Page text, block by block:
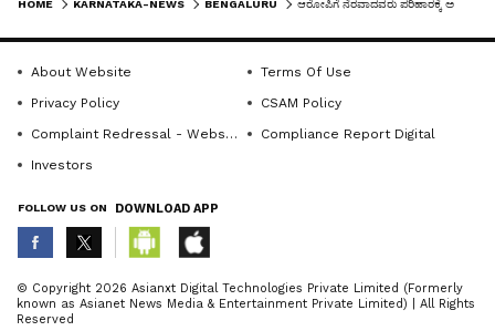
ಈ ಅರ್ಜಿ‌‌‌ ಪುರಸ್ಕರಿಸಿದ ನ್ಯಾಯಮೂರ್ತಿ ವಿ.ಶ್ರೀಶಾನಂದ
ಅವರ ಪೀಠ, ಅತ್ಯಾಚಾರ ಪ್ರಕರಣದಲ್ಲಿ ಸಂತ್ರಸ್ತೆ ನೀಡಿದ
ಪ್ರತಿಕೂಲ ಹೇಳಿಕೆ ಆಧಾರದಲ್ಲಿ ಆರೋಪಿ
ಖುಲಾಸೆಗೊಂಡಿದ್ದಾನೆ. ಆದ್ದರಿಂದ ಪ್ರಾಷಿಕ್ಯೂಷನ್‌ಗೆ ಬೆಂಬಲ
ನೀಡದೆ ಪ್ರತಿಕೂಲ ಸಾಕ್ಷಿ ನುಡಿಯುವ ಸಂತ್ರಸ್ತರಿಗೆ ಪರಿಹಾರ
ನೀಡುವಂತೆ ಆದೇಶಿಸಲು ವಿಚಾರಣಾ ನ್ಯಾಯಾಲಯಕ್ಕೆ
ಅವಕಾಶವಿಲ್ಲ.‌ ಆದ್ದರಿಂದ ಸಂತ್ರಸ್ತರ ಪರಿಹಾರ ಯೋಜನೆ
ಪ್ರಕಾರ ಈ ಪ್ರಕರಣದಲ್ಲಿ ಸಂತ್ರಸ್ತೆ ಪರಿಹಾರಕ್ಕೆ ಅರ್ಹರಲ್ಲ
ಎಂದು ಆದೇಶಿಸಿದೆ.
ABOUT THE AUTHOR
SN Sujatha NR
HOME KARNATAKA-NEWS BENGALURU
About Website
Terms Of Use
Privacy Policy
CSAM Policy
Complaint Redressal - Website
Compliance Report Digital
Investors
FOLLOW US ON DOWNLOAD APP
© Copyright 2026 Asianxt Digital Technologies Private Limited (Formerly
known as Asianet News Media & Entertainment Private Limited) | All Rights
Reserved